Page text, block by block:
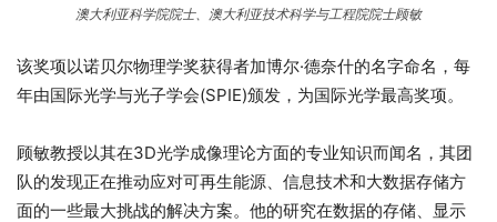
澳大利亚科学院院士、澳大利亚技术科学与工程院院士顾敏
该奖项以诺贝尔物理学奖获得者加博尔·德奈什的名字命名，每
年由国际光学与光子学会(SPIE)颁发，为国际光学最高奖项。
顾敏教授以其在3D光学成像理论方面的专业知识而闻名，其团
队的发现正在推动应对可再生能源、信息技术和大数据存储方
面的一些最大挑战的解决方案。他的研究在数据的存储、显示